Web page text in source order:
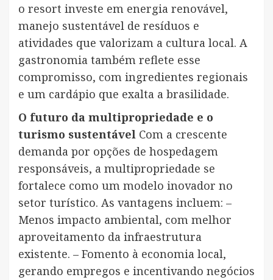
o resort investe em energia renovável,
manejo sustentável de resíduos e
atividades que valorizam a cultura local. A
gastronomia também reflete esse
compromisso, com ingredientes regionais
e um cardápio que exalta a brasilidade.
O futuro da multipropriedade e o
turismo sustentável Com a crescente
demanda por opções de hospedagem
responsáveis, a multipropriedade se
fortalece como um modelo inovador no
setor turístico. As vantagens incluem: –
Menos impacto ambiental, com melhor
aproveitamento da infraestrutura
existente. – Fomento à economia local,
gerando empregos e incentivando negócios